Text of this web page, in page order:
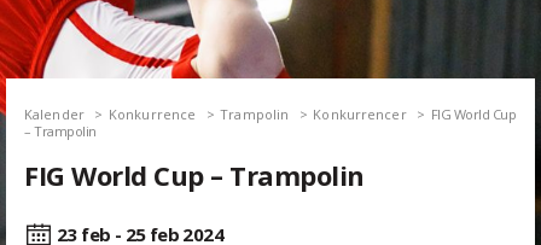
Kalender Konkurrence Trampolin Konkurrencer
FIG World Cup
– Trampolin
FIG World Cup – Trampolin
23 feb - 25 feb 2024